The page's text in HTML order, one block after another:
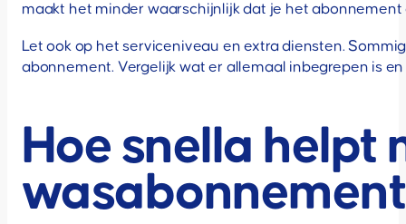
maakt het minder waarschijnlijk dat je het
Let ook op het serviceniveau en extra diensten.
abonnement. Vergelijk wat er allemaal inbegrepen is
Hoe snella helpt
wasabonnement